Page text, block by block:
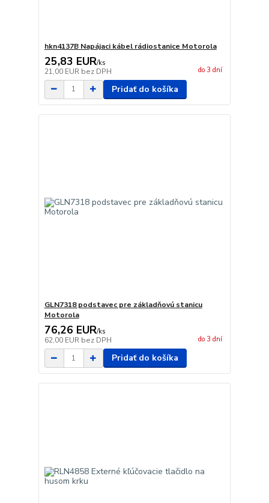
hkn4137B Napájaci kábel rádiostanice Motorola
25,83 EUR/ks
21,00 EUR bez DPH do 3 dní
Pridať do košíka
GLN7318 podstavec pre základňovú stanicu
Motorola
76,26 EUR/ks
62,00 EUR bez DPH do 3 dní
Pridať do košíka